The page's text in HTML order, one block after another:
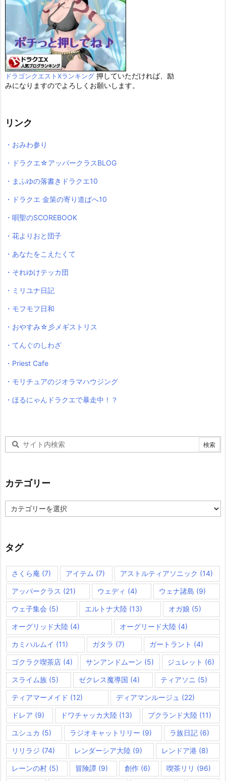
ドラゴンクエストXランキング 押していただければ、励
みになりますのでよろしくお願いします。
リンク
・おみわ参り
・ドラクエ☆アッパークラスBLOG
・まふゆの落書きドラクエ10
・ドラクエ 金策の寄り道ぱへ10
・唄聖のSCOREBOOK
・花よりおと団子
・あなたをこえたくて
・それゆけテッカ団
・ミリユナ日記
・モフモフ日和
・おやすみ☆彡メギストリス
・てんぐのしわざ
・Priest Cafe
・モリチュアのジオラマハウジング
・ほるにゃんドラクエで暴走中！？
カテゴリー
テ
ー
タグ
さくら庵 (7) アイテム (7) アストルティアソニック (14)
アッパークラス (21) ウェディ (4) ウェナ諸島 (9)
ウェ子集会 (5) エルトナ大陸 (13) オガ娘 (5)
オーグリッド大陸 (4) オーグリード大陸 (4)
カミハルムイ (11) ガタラ (7) ガートラント (4)
ゴクラク喫茶店 (4) サンアンドムーン (5) ジュレット (6)
スライム族 (5) ゼクレス魔導国 (4) ティアソニ (5)
ティアマーメイド (12) ディアマンルージュ (22)
ドレア (9) ドワチャッカ大陸(13) プクランド大陸 (11)
ユシュカ (5) ラジオキャットリリー (9) ラ族日記 (6)
リリラジ (74) レンダーシア大陸 (9) レンドア港 (8)
レーンの村 (5) 冒険譚(9) 創作(6) 喫茶リリ (96)